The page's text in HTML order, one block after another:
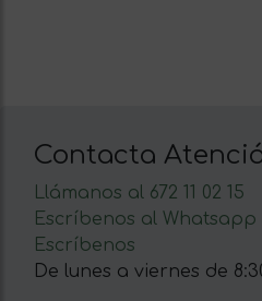
Contacta
Llámanos al 672 11 02 15
Escríbenos al Whatsapp
Escríbenos
De lunes a viernes de